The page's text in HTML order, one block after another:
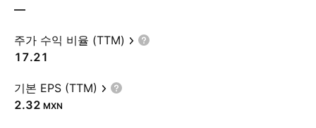
—
주가 수익 비율 (TTM)
17.21
기본 EPS (TTM)
2.32 MXN